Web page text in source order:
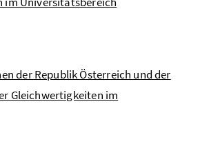
der Republik Österreich und der
Gleichwertigkeiten im